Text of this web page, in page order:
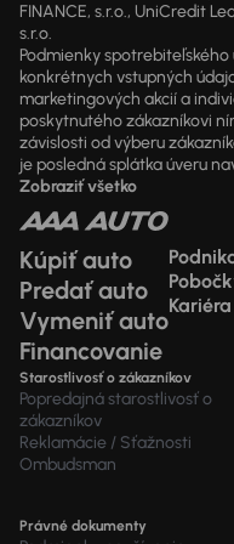
FINANCE, s.r.o., UniCredit
s.r.o.
Podmienky
konkrétnych vstupných
marketingových akcií a
poskytnutého zákazníkovi
závislosti od výberu
je posledná splátka úveru
Zobraziť všetko
Kúpiť auto
Predať auto
Vymeniť auto
Financovanie
Kariéra
Starostlivosť o zákazníkov
Popredajná starostlivosť o
zákazníkov
Reklamácie / Sťažnosti
Ombudsman
Právné dokumenty